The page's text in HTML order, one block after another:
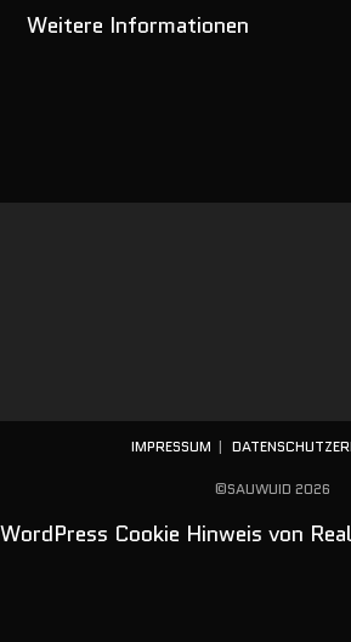
Weitere Informationen
IMPRESSUM
©SAUWUID 2026
WordPress Cookie Hinweis von